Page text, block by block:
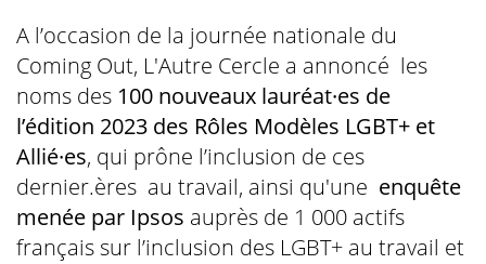
A l’occasion de la journée nationale du
Coming Out, L'Autre Cercle a annoncé les
noms des 100 nouveaux lauréat·es de
l’édition 2023 des Rôles Modèles LGBT+ et
Allié·es, qui prône l’inclusion de ces
dernier.ères au travail, ainsi qu'une enquête
menée par Ipsos auprès de 1 000 actifs
français sur l’inclusion des LGBT+ au travail et